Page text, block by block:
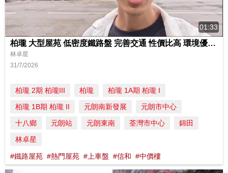
01:33
柏瓏 大型屋苑 低密度鐵路盤 完善交通 性價比高 環境優美 水世界
林卓星
31/7/2026
柏瓏 2期 柏瓏III 柏瓏
柏瓏 1A期 柏瓏 I
柏瓏 1B期 柏瓏 II
元朗南新發展
元朗市中心
十八鄉
元朗站 元朗東南 荃灣市中心
錦田
林卓星
#鐵路屋苑 #熱門屋苑 #上車盤 #信和 #中價樓